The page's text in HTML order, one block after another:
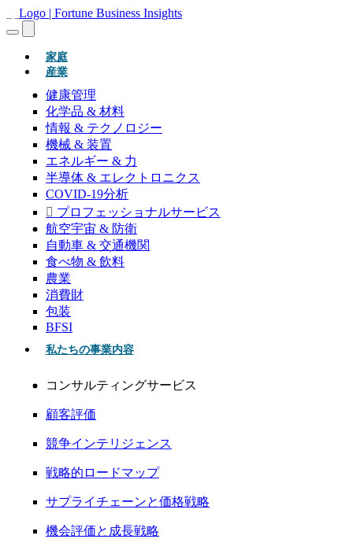
家庭(現在)
産業
健康管理
化学品 & 材料
情報 & テクノロジー
機械 & 装置
エネルギー & 力
半導体 & エレクトロニクス
COVID-19分析
プロフェッショナルサービス
航空宇宙 & 防衛
自動車 & 交通機関
食べ物 & 飲料
農業
消費財
包装
BFSI
私たちの事業内容
コンサルティングサービス
顧客評価
競争インテリジェンス
戦略的ロードマップ
サプライチェーンと価格戦略
機会評価と成長戦略